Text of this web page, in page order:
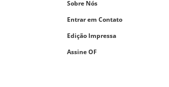
Sobre Nós
Entrar em Contato
Edição Impressa
Assine OF